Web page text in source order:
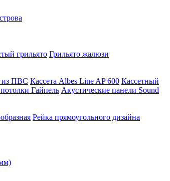
грильято Грильято жалюзи
из ПВС Кассета Albes Line AP 600 Кассетный
Гайпель Акустические панели Sound
Рейка прямоугольного дизайна